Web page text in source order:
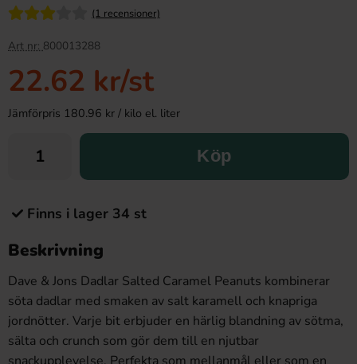
(1 recensioner)
Art nr: 800013288
22.62 kr/st
Jämförpris 180.96 kr / kilo el. liter
Köp
Finns i lager 34 st
Beskrivning
Dave & Jons Dadlar Salted Caramel Peanuts kombinerar
söta dadlar med smaken av salt karamell och knapriga
jordnötter. Varje bit erbjuder en härlig blandning av sötma,
sälta och crunch som gör dem till en njutbar